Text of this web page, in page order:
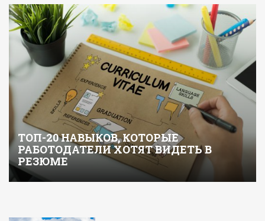
ТОП-20 НАВЫКОВ, КОТОРЫЕ
РАБОТОДАТЕЛИ ХОТЯТ ВИДЕТЬ В
РЕЗЮМЕ